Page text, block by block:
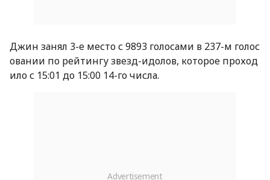
Джин занял 3-е место с 9893 голосами в 237-м голос
овании по рейтингу звезд-идолов, которое проход
ило с 15:01 до 15:00 14-го числа.